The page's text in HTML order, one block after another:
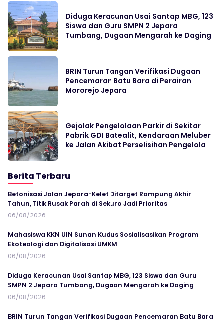
Diduga Keracunan Usai Santap MBG, 123
Siswa dan Guru SMPN 2 Jepara
Tumbang, Dugaan Mengarah ke Daging
BRIN Turun Tangan Verifikasi Dugaan
Pencemaran Batu Bara di Perairan
Mororejo Jepara
Gejolak Pengelolaan Parkir di Sekitar
Pabrik GDI Batealit, Kendaraan Meluber
ke Jalan Akibat Perselisihan Pengelola
Berita Terbaru
Betonisasi Jalan Jepara-Kelet Ditarget Rampung Akhir
Tahun, Titik Rusak Parah di Sekuro Jadi Prioritas
06/08/2026
Mahasiswa KKN UIN Sunan Kudus Sosialisasikan Program
Ekoteologi dan Digitalisasi UMKM
06/08/2026
Diduga Keracunan Usai Santap MBG, 123 Siswa dan Guru
SMPN 2 Jepara Tumbang, Dugaan Mengarah ke Daging
06/08/2026
BRIN Turun Tangan Verifikasi Dugaan Pencemaran Batu Bara